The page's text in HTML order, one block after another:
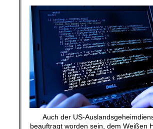
Auch der US-
beauftragt worden sein, dem Weißen